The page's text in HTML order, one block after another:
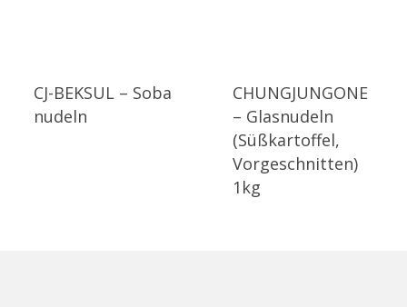
CJ-BEKSUL – Soba
nudeln
CHUNGJUNGONE
– Glasnudeln
(Süßkartoffel,
Vorgeschnitten)
1kg